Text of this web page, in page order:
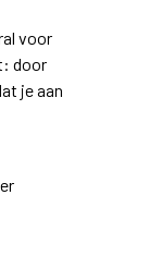
voor
door
je aan